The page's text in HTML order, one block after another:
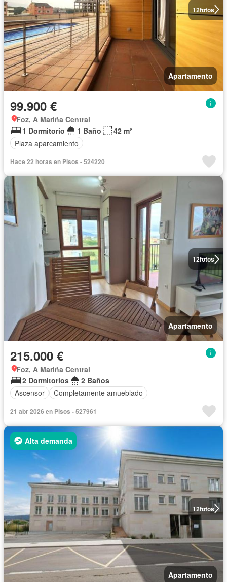
12fotos
Apartamento
99.900 €
Foz, A Mariña Central
1 Dormitorio
1 Baño
42 m²
Plaza aparcamiento
Hace 22 horas en Pisos - 524220
12fotos
Apartamento
215.000 €
Foz, A Mariña Central
2 Dormitorios
2 Baños
Ascensor
Completamente amueblado
21 abr 2026 en Pisos - 527961
12fotos
Alta demanda
Apartamento